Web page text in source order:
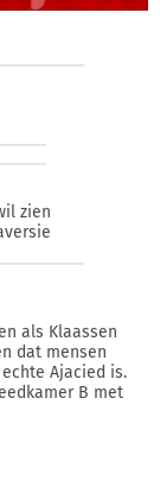
zien
als Klaassen
dat mensen
Ajacied is.
B met